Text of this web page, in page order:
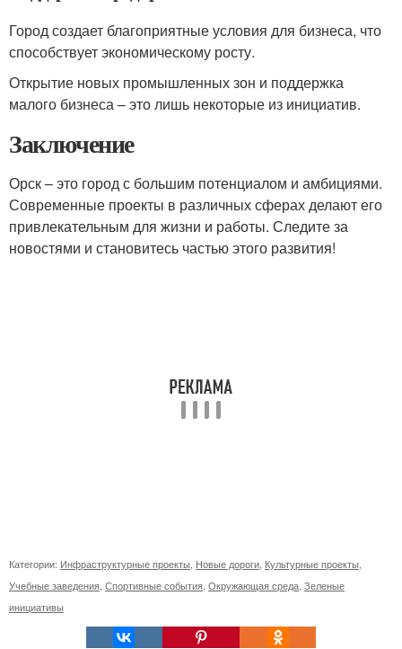
Город создает благоприятные условия для бизнеса, что
способствует экономическому росту.
Открытие новых промышленных зон и поддержка
малого бизнеса – это лишь некоторые из инициатив.
Заключение
Орск – это город с большим потенциалом и амбициями.
Современные проекты в различных сферах делают его
привлекательным для жизни и работы. Следите за
новостями и становитесь частью этого развития!
Категории: Инфраструктурные проекты Новые дороги Культурные проекты
Учебные заведения Спортивные события Окружающая среда Зеленые
инициативы